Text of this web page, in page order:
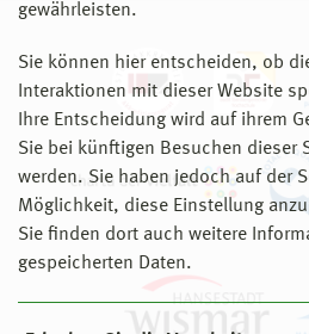
gewährleisten.
Sie können hier entscheiden, ob
Interaktionen mit dieser Website
Ihre Entscheidung wird auf ihrem
Sie bei künftigen Besuchen dieser
werden. Sie haben jedoch auf der
Möglichkeit, diese Einstellung
Sie finden dort auch weitere
gespeicherten Daten.